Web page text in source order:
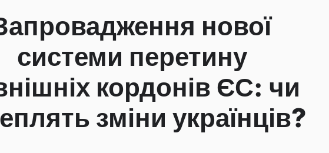
нової
системи перетину
кордонів ЄС: чи
зміни українців?